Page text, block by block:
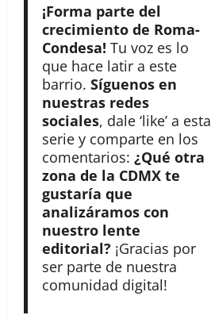
¡Forma parte del
crecimiento de Roma-
Condesa! Tu voz es lo
que hace latir a este
barrio. Síguenos en
nuestras redes
sociales, dale ‘like’ a esta
serie y comparte en los
comentarios: ¿Qué otra
zona de la CDMX te
gustaría que
analizáramos con
nuestro lente
editorial? ¡Gracias por
ser parte de nuestra
comunidad digital!